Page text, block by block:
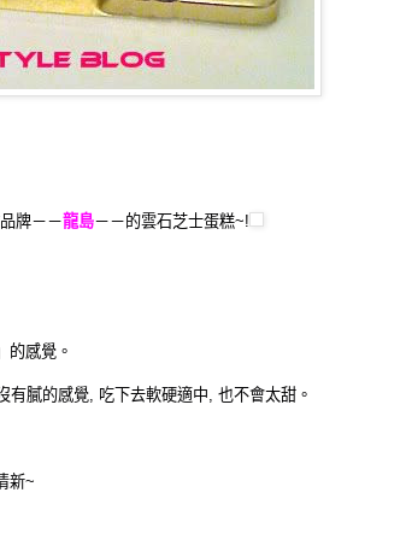
牌－－龍島－－的雲石芝士蛋糕~!
的感覺。
膩的感覺, 吃下去軟硬適中, 也不會太甜。
新~